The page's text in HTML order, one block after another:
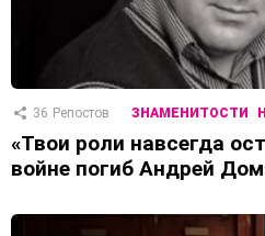
36 Репостов ЗНАМЕНИТОСТИ
«Твои роли навсегда
войне погиб Андрей